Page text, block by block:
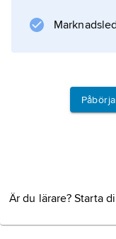
Är du lärare? Starta